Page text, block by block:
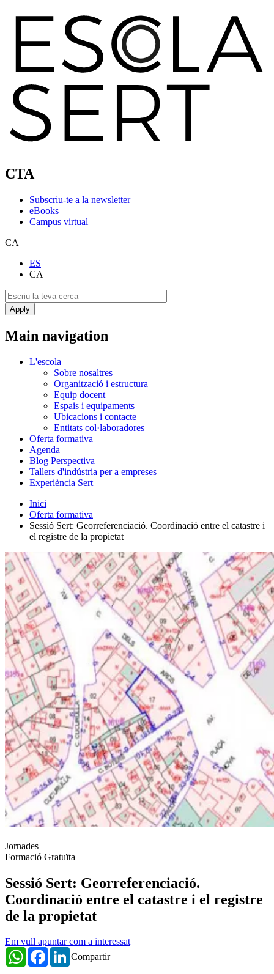
CTA
Subscriu-te a la newsletter
eBooks
Campus virtual
CA
ES
CA
Main navigation
L'escola
Sobre nosaltres
Organització i estructura
Equip docent
Espais i equipaments
Ubicacions i contacte
Entitats col·laboradores
Oferta formativa
Agenda
Blog Perspectiva
Tallers d'indústria per a empreses
Experiència Sert
Inici
Oferta formativa
Sessió Sert: Georreferenciació. Coordinació entre el catastre i
el registre de la propietat
Jornades
Formació Gratuïta
Sessió Sert: Georreferenciació.
Coordinació entre el catastre i el registre
de la propietat
Em vull apuntar com a interessat
Compartir
WhatsAppFacebookLinkedIn